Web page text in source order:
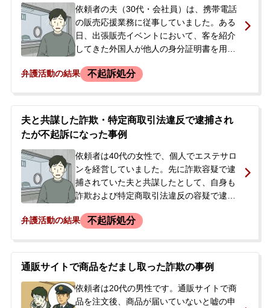
りました。どのように対応すればよいか分
からず、呼び出し当日に当事務所へ相談
し、そのまま依頼されることになりまし
た。
依頼者の夫（30代・会社員）は、携帯電話
の販売応援業務に従事していました。ある
日、出張販売イベントにおいて、客を紹介
してきた外国人が他人の身分証明書を用い
覚。依頼者の夫は、この外国人と共謀した
担していないと否認しており、今後の刑事
手続の流れや弁護活動について話を聞きた
いと、当事務所へ相談に来られました。
弁護活動の結果 不起訴処分
夫と共謀した詐欺・特定商取引法違反で逮捕され
たが不起訴になった事例
依頼者は40代の女性で、個人でエステサロ
ンを経営していました。先に詐欺容疑で逮
捕されていた夫と共謀したとして、自身も
詐欺および特定商取引法違反の容疑で逮捕
会社の顧客リストを使い、点検を装って電
す。依頼者は電話でのアポイント獲得のみ
を担当しており、「詐欺をするつもりはな
かった」と容疑を否認していました。<br
/> 逮捕当日、警察署での取調べ後、留置施
弁護活動の結果 不起訴処分
通販サイトで商品をだまし取った詐欺の事例
依頼者は20代の男性です。通販サイトで商
品を注文後、商品が届いていないと嘘の申